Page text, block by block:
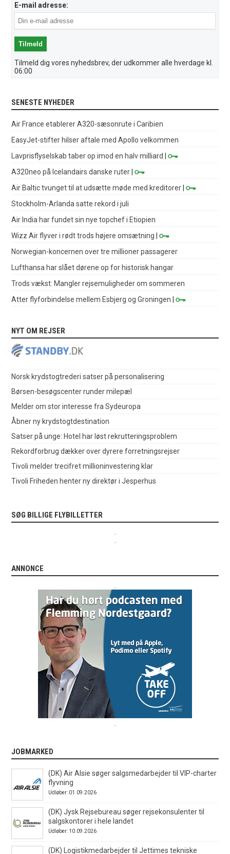
E-mail adresse:
Tilmeld dig vores nyhedsbrev, der udkommer alle hverdage kl.
06:00
SENESTE NYHEDER
Air France etablerer A320-sæsonrute i Caribien
EasyJet-stifter hilser aftale med Apollo velkommen
Lavprisflyselskab taber op imod en halv milliard
|
A320neo på Icelandairs danske ruter |
Air Baltic tvunget til at udsætte møde med kreditorer |
Stockholm-Arlanda satte rekord i juli
Air India har fundet sin nye topchef i Etiopien
Wizz Air flyver i rødt trods højere omsætning |
Norwegian-koncernen over tre millioner passagerer
Lufthansa har slået dørene op for historisk hangar
Trods vækst: Mangler rejsemuligheder om sommeren
Atter flyforbindelse mellem Esbjerg og Groningen |
NYT OM REJSER
Norsk krydstogtrederi satser på personalisering
Børsen-besøgscenter runder milepæl
Melder om stor interesse fra Sydeuropa
Åbner ny krydstogtdestination
Satser på unge: Hotel har løst rekrutteringsproblem
Rekordforbrug dækker over dyrere forretningsrejser
Tivoli melder trecifret millioninvestering klar
Tivoli Friheden henter ny direktør i Jesperhus
SØG BILLIGE FLYBILLETTER
ANNONCE
JOBMARKED
(DK) Air Alsie søger salgsmedarbejder til VIP-charter
flyvning
Udløber: 01.09.2026
(DK) Jysk Rejsebureau søger rejsekonsulenter til
salgskontorer i hele landet
Udløber: 10.09.2026
(DK) Logistikmedarbejder til Jettimes tekniske